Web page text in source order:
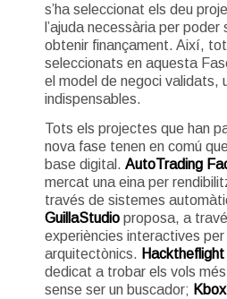
s’ha seleccionat els deu
l’ajuda necessària per
obtenir finançament. Així,
seleccionats en aquesta
el model de negoci validats,
indispensables.
Tots els projectes que han
nova fase tenen en comú
base digital. AutoTrading
mercat una eina per
través de sistemes
GuillaStudioproposa, a
experiències interactives
arquitectònics. Hacktheflight
dedicat a trobar els vols més
sense ser un buscador;